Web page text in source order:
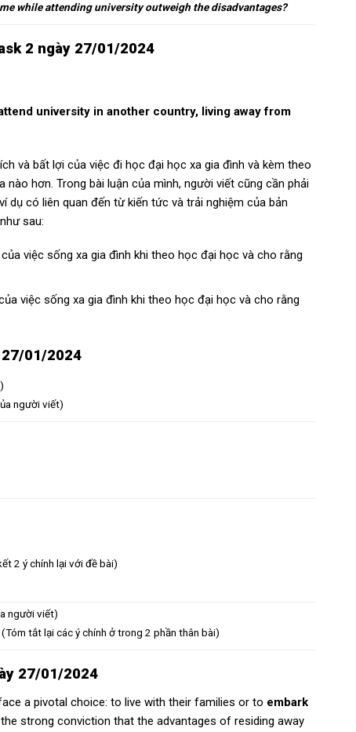
while attending university outweigh the disadvantages?
2 ngày 27/01/2024
university in another country, living away from
và bất lợi của việc đi học đại học xa gia đình và kèm theo
hơn. Trong bài luận của mình, người viết cũng cần phải
có liên quan đến từ kiến tức và trải nghiệm của bản
sau:
việc sống xa gia đình khi theo học đại học và cho rằng
việc sống xa gia đình khi theo học đại học và cho rằng
27/01/2024
người viết)
2 ý chính lại với đề bài)
người viết)
tắt lại các ý chính ở trong 2 phần thân bài)
27/01/2024
a pivotal choice: to live with their families or to embark
strong conviction that the advantages of residing away